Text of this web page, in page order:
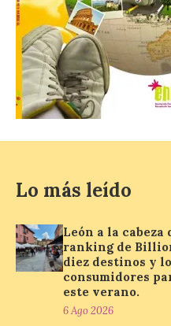
La Junta
contratación
jóvenes
para la
obras y servicios
interés general y
con más de 8,7
euros de inversión
La
destina
euros al
2026, cofinanciado por el
Europeo Plus (FSE+),
contratación temporal de
desempleados inscritos
Nacional de […]
Lo más leído
León a la
ranking de
diez destinos y
consumidores
este verano.
6 Ago 2026